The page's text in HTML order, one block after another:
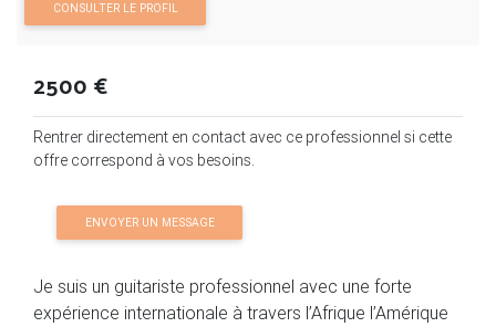
CONSULTER LE PROFIL
2500 €
Rentrer directement en contact avec ce professionnel si cette
offre correspond à vos besoins.
ENVOYER UN MESSAGE
Je suis un guitariste professionnel avec une forte
expérience internationale à travers l’Afrique l’Amérique